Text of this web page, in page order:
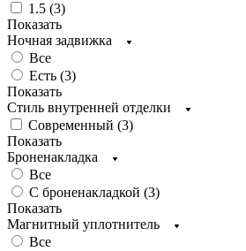
1.5 (3)
Показать
Ночная задвижка
Все
Есть (3)
Показать
Стиль внутренней отделки
Современный (3)
Показать
Броненакладка
Все
С броненакладкой (3)
Показать
Магнитный уплотнитель
Все